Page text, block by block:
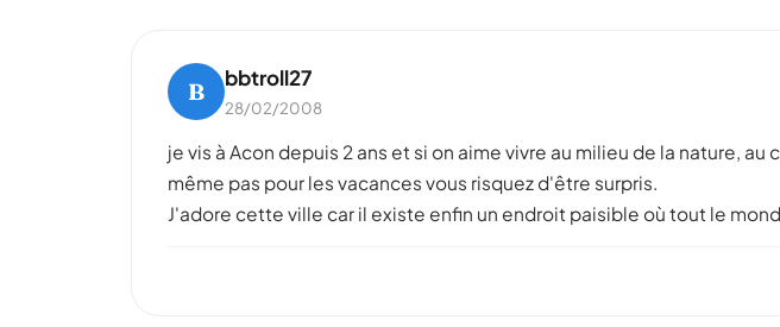
B bbtroll27
28/02/2008
je vis à Acon depuis 2 ans et si on aime vivre au milieu de la nature,
même pas pour les vacances vous risquez d'être surpris.
J'adore cette ville car il existe enfin un endroit paisible où tout le